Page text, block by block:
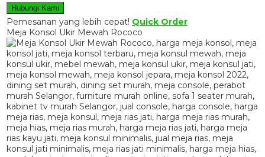
Hubungi Kami
Pemesanan yang lebih cepat! Quick Order
Meja Konsol Ukir Mewah Rococo